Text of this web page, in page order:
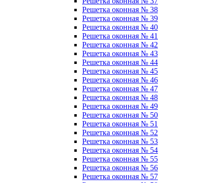
Решетка оконная № 38
Решетка оконная № 39
Решетка оконная № 40
Решетка оконная № 41
Решетка оконная № 42
Решетка оконная № 43
Решетка оконная № 44
Решетка оконная № 45
Решетка оконная № 46
Решетка оконная № 47
Решетка оконная № 48
Решетка оконная № 49
Решетка оконная № 50
Решетка оконная № 51
Решетка оконная № 52
Решетка оконная № 53
Решетка оконная № 54
Решетка оконная № 55
Решетка оконная № 56
Решетка оконная № 57